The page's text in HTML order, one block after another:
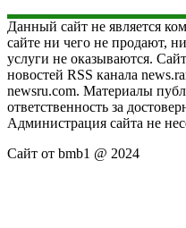
Данный сайт не является
сайте ни чего не продают,
услуги не оказываются.
новостей RSS канала
newsru.com. Материалы
ответственность за
Администрация сайта не
Сайт от bmb1 @ 2024